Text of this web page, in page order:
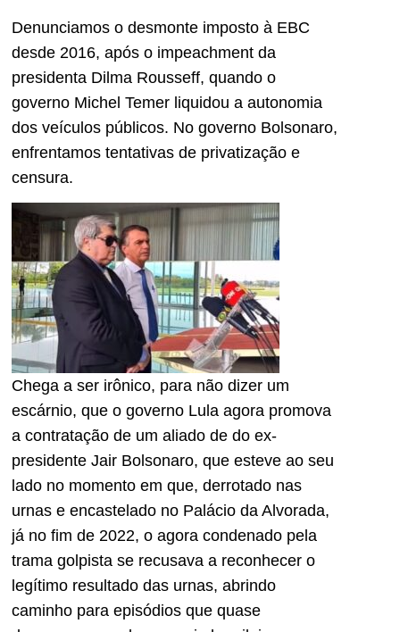
Denunciamos o desmonte imposto à EBC
desde 2016, após o impeachment da
presidenta Dilma Rousseff, quando o
governo Michel Temer liquidou a autonomia
dos veículos públicos. No governo Bolsonaro,
enfrentamos tentativas de privatização e
censura.
Chega a ser irônico, para não dizer um
escárnio, que o governo Lula agora promova
a contratação de um aliado de do ex-
presidente Jair Bolsonaro, que esteve ao seu
lado no momento em que, derrotado nas
urnas e encastelado no Palácio da Alvorada,
já no fim de 2022, o agora condenado pela
trama golpista se recusava a reconhecer o
legítimo resultado das urnas, abrindo
caminho para episódios que quase